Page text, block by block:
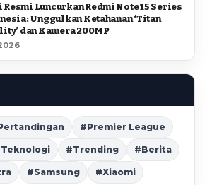
Luncurkan Redmi Note 15 Series
Unggulkan Ketahanan ‘Titan
dan Kamera 200MP
#Premier League
#Trending #Berita
#Samsung #Xiaomi